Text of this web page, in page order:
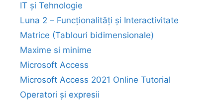
IT și Tehnologie
Luna 2 – Funcționalități și Interactivitate
Matrice (Tablouri bidimensionale)
Maxime si minime
Microsoft Access
Microsoft Access 2021 Online Tutorial
Operatori și expresii